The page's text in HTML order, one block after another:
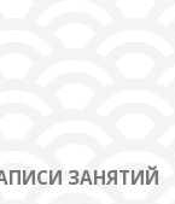
ЗАНЯТИЙ